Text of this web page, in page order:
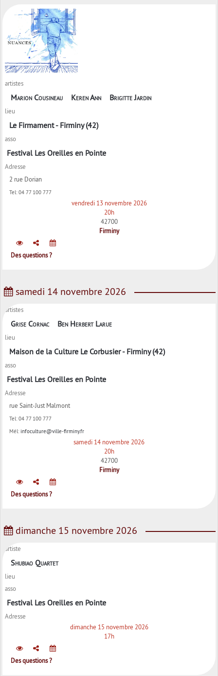
artistes
Marion Cousineau Keren Ann Brigitte Jardin
lieu
Le Firmament - Firminy (42)
asso
Festival Les Oreilles en Pointe
Adresse
2 rue Dorian
Tel: 04 77 100 777
vendredi 13 novembre 2026
20h
42700
Firminy
Des questions ?
samedi 14 novembre 2026
artistes
Grise Cornac Ben Herbert Larue
lieu
Maison de la Culture Le Corbusier - Firminy (42)
asso
Festival Les Oreilles en Pointe
Adresse
rue Saint-Just Malmont
Tel: 04 77 100 777
Mél: infoculture@ville-firminy.fr
samedi 14 novembre 2026
20h
42700
Firminy
Des questions ?
dimanche 15 novembre 2026
artiste
Shubiao Quartet
lieu
asso
Festival Les Oreilles en Pointe
Adresse
dimanche 15 novembre 2026
17h
Des questions ?